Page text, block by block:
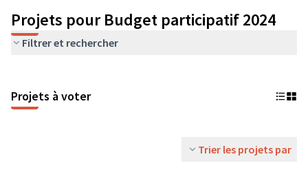
Projets pour Budget participatif 2024
Filtrer et rechercher
Projets à voter
Trier les projets par